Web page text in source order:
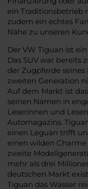
ein Traditionsbetrieb
zudem ein echtes
Nähe zu unseren
Der VW Tiguan ist
Das SUV war bereits
der Zugpferde
zweiten Generation
Auf dem Markt ist
seinen Namen in
Leserinnen und
Automagazins.
einen Leguan trifft
einen wilden
zweite
mehr als drei
deutschen Markt
Tiguan das Wasser